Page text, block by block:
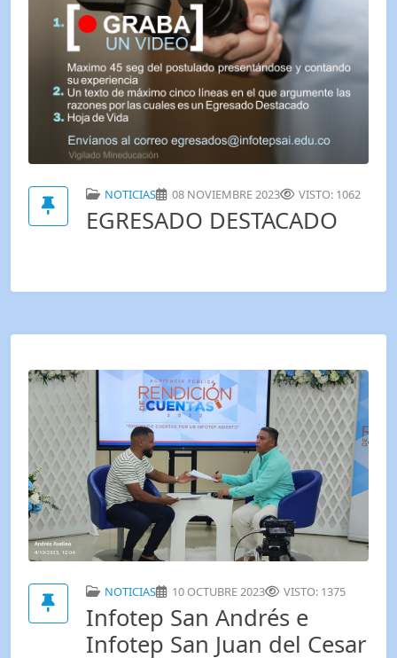
NOTICIAS 08 NOVIEMBRE 2023 VISTO: 1062
EGRESADO DESTACADO
NOTICIAS 10 OCTUBRE 2023 VISTO: 1375
Infotep San Andrés e
Infotep San Juan del Cesar